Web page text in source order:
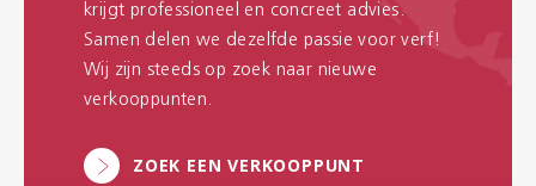
krijgt professioneel en concreet advies.
Samen delen we dezelfde passie voor verf!
Wij zijn steeds op zoek naar nieuwe
verkooppunten.
ZOEK EEN VERKOOPPUNT